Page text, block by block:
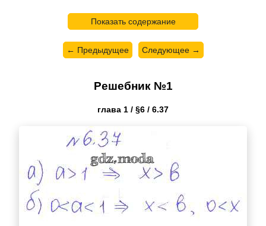
Показать содержание
← Предыдущее Следующее →
Решебник №1
глава 1 / §6 / 6.37